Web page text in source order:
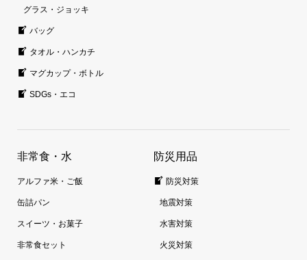
グラス・ジョッキ
バッグ
タオル・ハンカチ
マグカップ・ボトル
SDGs・エコ
非常食・水
アルファ米・ご飯
缶詰パン
スイーツ・お菓子
非常食セット
防災用品
防災対策
地震対策
水害対策
火災対策